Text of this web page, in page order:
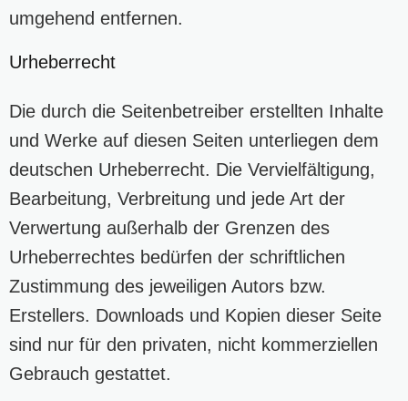
umgehend entfernen.
Urheberrecht
Die durch die Seitenbetreiber erstellten Inhalte
und Werke auf diesen Seiten unterliegen dem
deutschen Urheberrecht. Die Vervielfältigung,
Bearbeitung, Verbreitung und jede Art der
Verwertung außerhalb der Grenzen des
Urheberrechtes bedürfen der schriftlichen
Zustimmung des jeweiligen Autors bzw.
Erstellers. Downloads und Kopien dieser Seite
sind nur für den privaten, nicht kommerziellen
Gebrauch gestattet.